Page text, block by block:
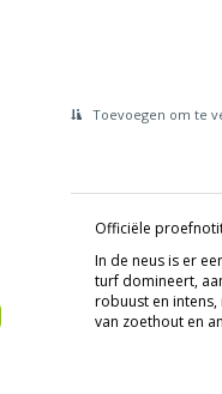
Toevoegen om te
Officiële
In de neus is er
turf domineert,
robuust en
van zoethout en